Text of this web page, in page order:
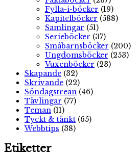
Fylla-i-böcker (19)
Kapitelböcker (588)
Samlingar (51)
Serieböcker (37)
Småbarnsböcker (200)
Ungdomsböcker (253)
Vuxenböcker (23)
Skapande (32)
Skrivande (22)
Söndagstrean (46)
Tävlingar (77)
Teman (11)
Tyckt & tänkt (65)
Webbtips (38)
Etiketter